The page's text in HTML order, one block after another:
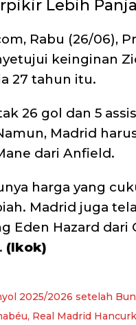
Lebih
Rabu (26/06),
keinginan
27 tahun itu.
26 gol dan 5
Madrid
dari Anfield.
harga yang
Madrid juga
Eden Hazard dari
(Ikok)
2025/2026 setelah
Real Madrid